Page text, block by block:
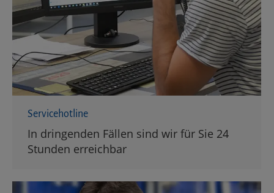
Servicehotline
In dringenden Fällen sind wir für Sie 24
Stunden erreichbar